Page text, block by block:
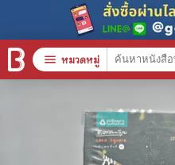
menu หมวดหมู่
หมวด